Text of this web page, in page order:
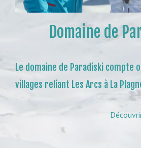
Domaine de
Le domaine de Paradiski compte
villages reliant Les Arcs à La